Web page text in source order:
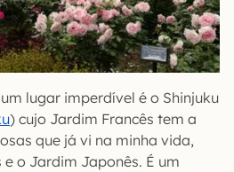
lugar imperdível é o Shinjuku
) cujo Jardim Francês tem a
que já vi na minha vida,
o Jardim Japonês. É um